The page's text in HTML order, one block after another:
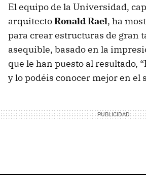
El equipo de la Universidad,
arquitectoRonald Rael, ha
para crear estructuras de gran
asequible, basado en la
que le han puesto al resultado,
y lo podéis conocer mejor en el